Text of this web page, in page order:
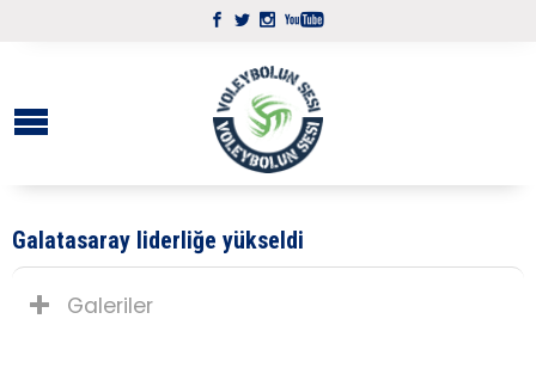
Galatasaray liderliğe yükseldi
Galeriler